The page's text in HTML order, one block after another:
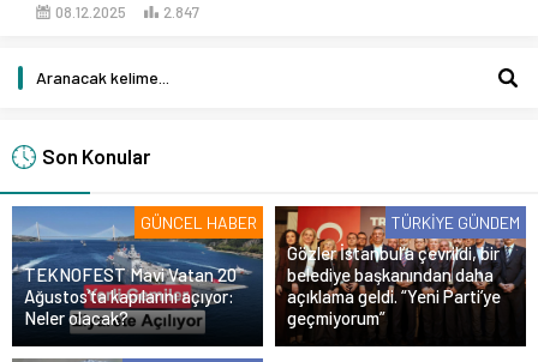
08.12.2025 2.847
Son Konular
GÜNCEL HABER
TEKNOFEST Mavi Vatan 20
Ağustos’ta kapılarını açıyor:
Neler olacak?
TÜRKIYE GÜNDEM
Gözler İstanbul’a çevrildi, bir
belediye başkanından daha
açıklama geldi. “Yeni Parti’ye
geçmiyorum”